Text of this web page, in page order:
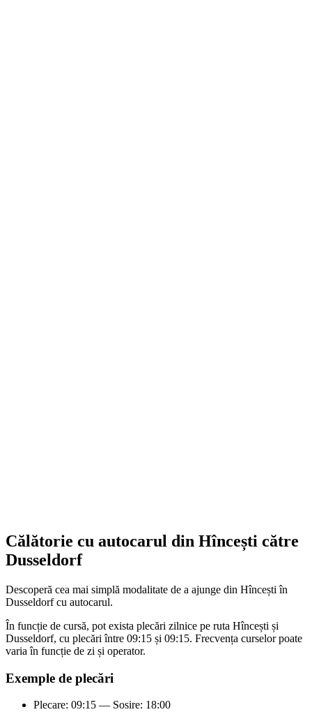
Călătorie cu autocarul din Hîncești către
Dusseldorf
Descoperă cea mai simplă modalitate de a ajunge din Hîncești în
Dusseldorf cu autocarul.
În funcție de cursă, pot exista plecări zilnice pe ruta Hîncești și
Dusseldorf, cu plecări între 09:15 și 09:15. Frecvența curselor poate
varia în funcție de zi și operator.
Exemple de plecări
Plecare: 09:15 — Sosire: 18:00